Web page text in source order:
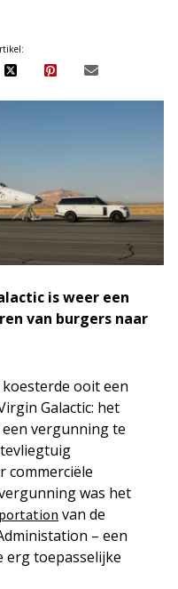
is weer een
van burgers naar
ooit een
Galactic: het
een vergunning te
commerciële
was het
van de
– een
erg toepasselijke